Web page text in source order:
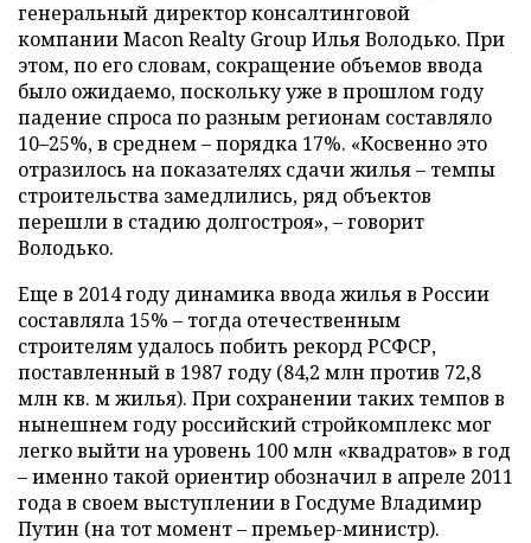
генеральный директор консалтинговой
компании Macon Realty Group Илья Володько. При
этом, по его словам, сокращение объемов ввода
было ожидаемо, поскольку уже в прошлом году
падение спроса по разным регионам составляло
10–25%, в среднем – порядка 17%. «Косвенно это
отразилось на показателях сдачи жилья – темпы
строительства замедлились, ряд объектов
перешли в стадию долгостроя», – говорит
Володько.
Еще в 2014 году динамика ввода жилья в России
составляла 15% – тогда отечественным
строителям удалось побить рекорд РСФСР,
поставленный в 1987 году (84,2 млн против 72,8
млн кв. м жилья). При сохранении таких темпов в
нынешнем году российский стройкомплекс мог
легко выйти на уровень 100 млн «квадратов» в год
– именно такой ориентир обозначил в апреле 2011
года в своем выступлении в Госдуме Владимир
Путин (на тот момент – премьер-министр).